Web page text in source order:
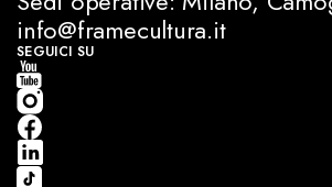
info@framecultura.it
SEGUICI SU